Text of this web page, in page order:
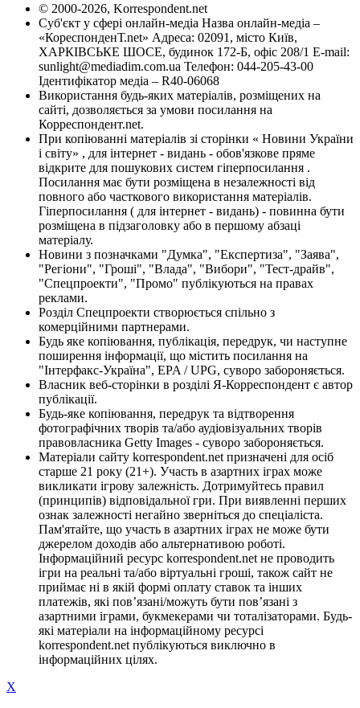
© 2000-2026, Korrespondent.net
Суб'єкт у сфері онлайн-медіа Назва онлайн-медіа –
«КореспонденТ.net» Адреса: 02091, місто Київ,
ХАРКІВСЬКЕ ШОСЕ, будинок 172-Б, офіс 208/1 E-mail:
sunlight@mediadim.com.ua Телефон: 044-205-43-00
Ідентифікатор медіа – R40-06068
Використання будь-яких матеріалів, розміщених на
сайті, дозволяється за умови посилання на
Корреспондент.net.
При копіюванні матеріалів зі сторінки « Новини України
і світу» , для інтернет - видань - обов'язкове пряме
відкрите для пошукових систем гіперпосилання .
Посилання має бути розміщена в незалежності від
повного або часткового використання матеріалів.
Гіперпосилання ( для інтернет - видань) - повинна бути
розміщена в підзаголовку або в першому абзаці
матеріалу.
Новини з позначками "Думка", "Експертиза", "Заява",
"Регіони", "Гроші", "Влада", "Вибори", "Тест-драйв",
"Спецпроекти", "Промо" публікуються на правах
реклами.
Розділ Спецпроекти створюється спільно з
комерційними партнерами.
Будь яке копіювання, публікація, передрук, чи наступне
поширення інформації, що містить посилання на
"Інтерфакс-Україна", EPA / UPG, суворо забороняється.
Власник веб-сторінки в розділі Я-Корреспондент є автор
публікації.
Будь-яке копіювання, передрук та відтворення
фотографічних творів та/або аудіовізуальних творів
правовласника Getty Images - суворо забороняється.
Матеріали сайту korrespondent.net призначені для осіб
старше 21 року (21+). Участь в азартних іграх може
викликати ігрову залежність. Дотримуйтесь правил
(принципів) відповідальної гри. При виявленні перших
ознак залежності негайно зверніться до спеціаліста.
Пам'ятайте, що участь в азартних іграх не може бути
джерелом доходів або альтернативою роботі.
Інформаційний ресурс korrespondent.net не проводить
ігри на реальні та/або віртуальні гроші, також сайт не
приймає ні в якій формі оплату ставок та інших
платежів, які пов’язані/можуть бути пов’язані з
азартними іграми, букмекерами чи тоталізаторами. Будь-
які матеріали на інформаційному ресурсі
korrespondent.net публікуються виключно в
інформаційних цілях.
X